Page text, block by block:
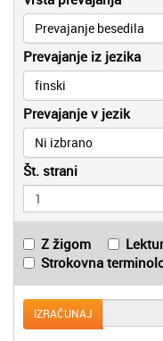
Prevajanje besedila
Prevajanje iz jezika
finski
Prevajanje v jezik
Ni izbrano
Št. strani
Z žigom
Strokovna
IZRAČUNAJ